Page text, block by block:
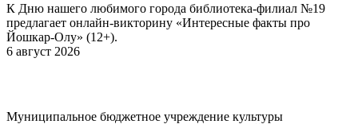
К Дню нашего любимого города библиотека-филиал №19
предлагает онлайн-викторину «Интересные факты про
Йошкар-Олу» (12+).
6 август 2026
Муниципальное бюджетное учреждение культуры